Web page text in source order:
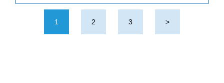
1 2 3 >